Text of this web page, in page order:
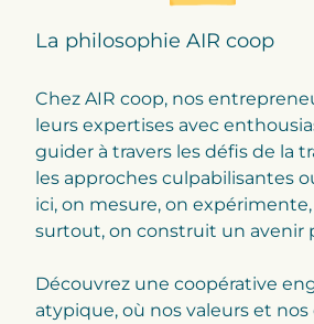
La philosophie AIR coop
Chez AIR coop, nos
leurs expertises avec
guider à travers les défis de la
les approches culpabilisantes
ici, on mesure, on
surtout, on construit un avenir
Découvrez une coopérative
atypique, où nos valeurs et